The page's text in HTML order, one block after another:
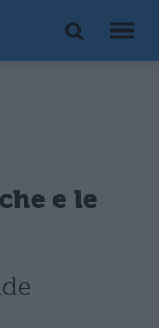
e le